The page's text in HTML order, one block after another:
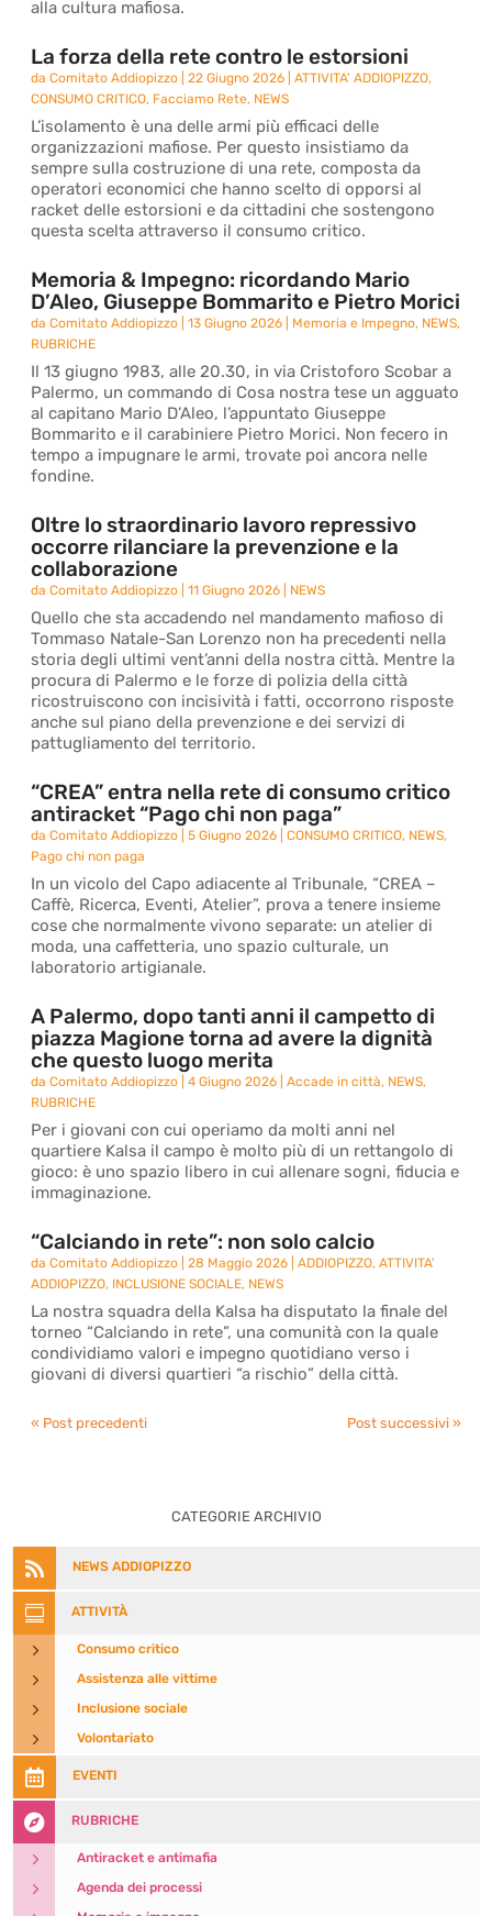
alla cultura mafiosa.
La forza della rete contro le estorsioni
daComitato Addiopizzo |22 Giugno 2026 |ATTIVITA' ADDIOPIZZO,
CONSUMO CRITICO, Facciamo Rete, NEWS
L’isolamento è una delle armi più efficaci delle
organizzazioni mafiose. Per questo insistiamo da
sempre sulla costruzione di una rete, composta da
operatori economici che hanno scelto di opporsi al
racket delle estorsioni e da cittadini che sostengono
questa scelta attraverso il consumo critico.
Memoria & Impegno: ricordando Mario
D’Aleo, Giuseppe Bommarito e Pietro Morici
daComitato Addiopizzo |13 Giugno 2026 Memoria e Impegno, NEWS,
RUBRICHE
Il 13 giugno 1983, alle 20.30, in via Cristoforo Scobar a
Palermo, un commando di Cosa nostra tese un agguato
al capitano Mario D’Aleo, l’appuntato Giuseppe
Bommarito e il carabiniere Pietro Morici. Non fecero in
tempo a impugnare le armi, trovate poi ancora nelle
fondine.
Oltre lo straordinario lavoro repressivo
occorre rilanciare la prevenzione e la
collaborazione
daComitato Addiopizzo |11 Giugno 2026 NEWS
Quello che sta accadendo nel mandamento mafioso di
Tommaso Natale-San Lorenzo non ha precedenti nella
storia degli ultimi vent’anni della nostra città. Mentre la
procura di Palermo e le forze di polizia della città
ricostruiscono con incisività i fatti, occorrono risposte
anche sul piano della prevenzione e dei servizi di
pattugliamento del territorio.
“CREA” entra nella rete di consumo critico
antiracket “Pago chi non paga”
daComitato Addiopizzo |5 Giugno 2026 |CONSUMO CRITICO, NEWS,
Pago chi non paga
In un vicolo del Capo adiacente al Tribunale, “CREA –
Caffè, Ricerca, Eventi, Atelier”, prova a tenere insieme
cose che normalmente vivono separate: un atelier di
moda, una caffetteria, uno spazio culturale, un
laboratorio artigianale.
A Palermo, dopo tanti anni il campetto di
piazza Magione torna ad avere la dignità
che questo luogo merita
daComitato Addiopizzo |4 Giugno 2026 |Accade in città, NEWS,
RUBRICHE
Per i giovani con cui operiamo da molti anni nel
quartiere Kalsa il campo è molto più di un rettangolo di
gioco: è uno spazio libero in cui allenare sogni, fiducia e
immaginazione.
“Calciando in rete”: non solo calcio
daComitato Addiopizzo |28 Maggio 2026 |ADDIOPIZZO,ATTIVITA'
ADDIOPIZZO, INCLUSIONE SOCIALE, NEWS
La nostra squadra della Kalsa ha disputato la finale del
torneo “Calciando in rete”, una comunità con la quale
condividiamo valori e impegno quotidiano verso i
giovani di diversi quartieri “a rischio” della città.
« Post precedenti Post successivi »
CATEGORIE ARCHIVIO
 NEWS ADDIOPIZZO
 ATTIVITÀ
5 Consumo critico
5 Assistenza alle vittime
5 Inclusione sociale
5 Volontariato
 EVENTI
 RUBRICHE
5 Antiracket e antimafia
5 Agenda dei processi